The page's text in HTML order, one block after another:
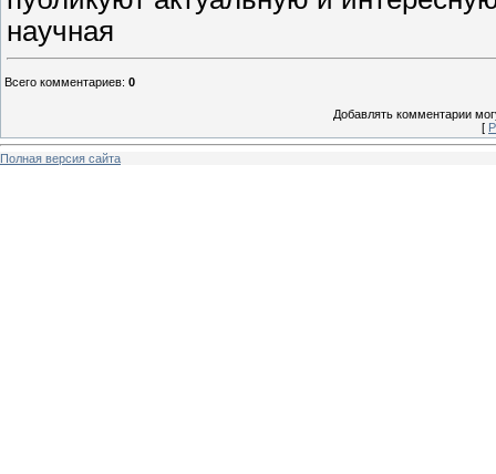
научная
Всего комментариев: 0
Добавлять комментарии
[
Полная версия сайта